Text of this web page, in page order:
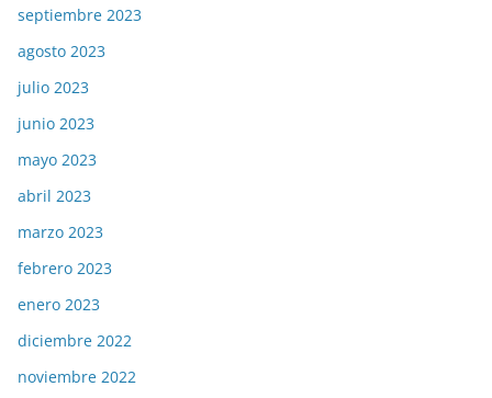
septiembre 2023
agosto 2023
julio 2023
junio 2023
mayo 2023
abril 2023
marzo 2023
febrero 2023
enero 2023
diciembre 2022
noviembre 2022